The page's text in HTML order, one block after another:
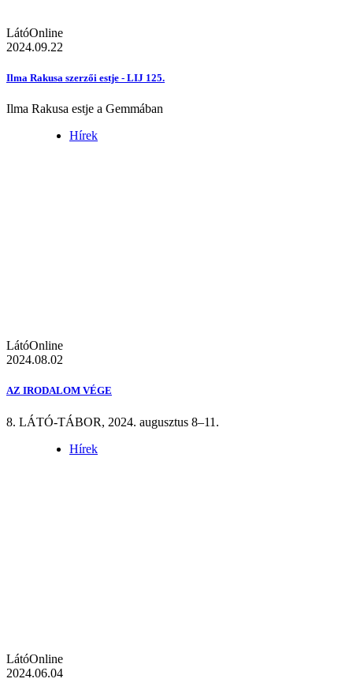
LátóOnline
2024.09.22
Ilma Rakusa szerzői estje - LIJ 125.
Ilma Rakusa estje a Gemmában
Hírek
LátóOnline
2024.08.02
AZ IRODALOM VÉGE
8. LÁTÓ-TÁBOR, 2024. augusztus 8–11.
Hírek
LátóOnline
2024.06.04